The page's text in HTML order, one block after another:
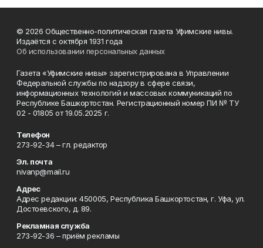
© 2026 Общественно-политическая газета Уфимские нивы.
Издаётся с октября 1931 года
Об использовании персональных данных
Газета «Уфимские нивы» зарегистрирована в Управлении
Федеральной службы по надзору в сфере связи,
информационных технологий и массовых коммуникаций по
Республике Башкортостан. Регистрационный номер ПИ № ТУ
02 - 01805 от 19.05.2025 г.
Телефон
273-92-34 – гл. редактор
Эл. почта
nivanp@mail.ru
Адрес
Адрес редакции: 450005, Республика Башкортостан, г. Уфа, ул.
Достоевского, д. 89.
Рекламная служба
273-92-36 – приём рекламы